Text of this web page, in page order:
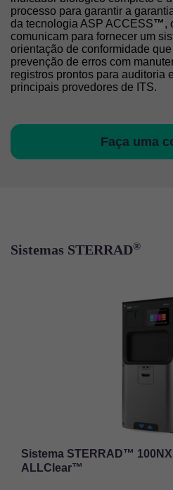
processo para garantir a
da tecnologia ASP ACCESS™,
comunicam para fornecer um
orientação de conformidade
prevenção de erros com
registros prontos para auditoria
principais provedores de ITS.
Faça uma
Sistemas STERRAD®
Sistema STERRAD™
ALLClear™